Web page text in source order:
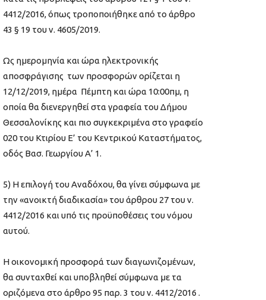
4412/2016, όπως τροποποιήθηκε από το άρθρο
43 § 19 του ν. 4605/2019.
Ως ημερομηνία και ώρα ηλεκτρονικής
αποσφράγισης των προσφορών ορίζεται η
12/12/2019, ημέρα Πέμπτη και ώρα 10:00πμ, η
οποία θα διενεργηθεί στα γραφεία του Δήμου
Θεσσαλονίκης και πιο συγκεκριμένα στο γραφείο
020 του Κτιρίου Ε’ του Κεντρικού Καταστήματος,
οδός Βασ. Γεωργίου Α’ 1.
5) Η επιλογή του Αναδόχου, θα γίνει σύμφωνα με
την «ανοικτή διαδικασία» του άρθρου 27 του ν.
4412/2016 και υπό τις προϋποθέσεις του νόμου
αυτού.
Η οικονομική προσφορά των διαγωνιζομένων,
θα συνταχθεί και υποβληθεί σύμφωνα με τα
οριζόμενα στο άρθρο 95 παρ. 3 του ν. 4412/2016 .